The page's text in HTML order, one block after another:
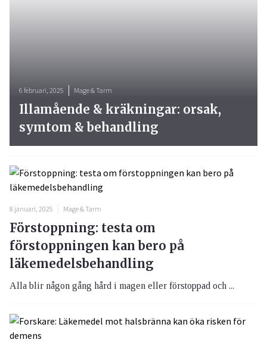
6 februari, 2025 Mage & Tarm
Illamående & kräkningar: orsak,
symtom & behandling
8 januari, 2025 Mage & Tarm
Förstoppning: testa om
förstoppningen kan bero på
läkemedelsbehandling
Alla blir någon gång hård i magen eller förstoppad och ...